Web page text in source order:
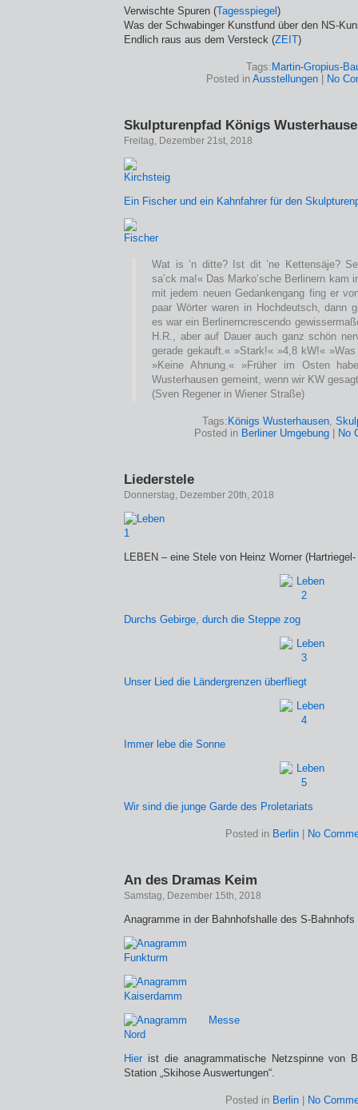
Verwischte Spuren (Tagesspiegel )
Was der Schwabinger Kunstfund über den NS-
Endlich raus aus dem Versteck (ZEIT)
Tags: Martin-Gropius-
Posted in Ausstellungen| No
Skulpturenpfad Königs
Freitag, Dezember 21st, 2018
Ein Fischer und ein Kahnfahrer für den
Wat is ’n ditte? Ist dit ’ne Kettensäje?
sa’ck ma!« Das Marko’sche Berlinern kam
mit jedem neuen Gedankengang fing er
paar Wörter waren in Hochdeutsch, dann
es war ein Berlinerncrescendo
H.R., aber auf Dauer auch ganz schön
gerade gekauft.« »Stark!« »4,8 kW!«
»Keine Ahnung.« »Früher im Osten
Wusterhausen gemeint, wenn wir KW
(Sven Regener in Wiener Straße)
Tags: Königs Wusterhausen,
Posted in Berliner Umgebung No
Liederstele
Donnerstag, Dezember 20th, 2018
LEBEN – eine Stele von Heinz Worner
Durchs Gebirge, durch die Steppe zog
Unser Lied die Ländergrenzen überfliegt
Immer lebe die Sonne
Wir sind die junge Garde des Proletariats
Posted in Berlin| No
An des Dramas Keim
Samstag, Dezember 15th, 2018
Anagramme in der Bahnhofshalle des S-
Hier ist die anagrammatische Netzspinne von
Station „Skihose Auswertungen“.
Posted in Berlin| No